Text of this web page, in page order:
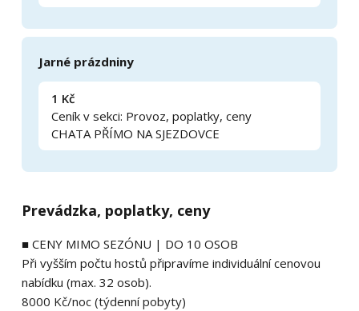
Jarné prázdniny
1 Kč
Ceník v sekci: Provoz, poplatky, ceny
CHATA PŘÍMO NA SJEZDOVCE
Prevádzka, poplatky, ceny
■ CENY MIMO SEZÓNU | DO 10 OSOB
Při vyšším počtu hostů připravíme individuální cenovou
nabídku (max. 32 osob).
8000 Kč/noc (týdenní pobyty)